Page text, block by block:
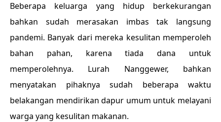
Beberapa keluarga yang hidup berkekurangan
bahkan sudah merasakan imbas tak langsung
pandemi. Banyak dari mereka kesulitan memperoleh
bahan pahan, karena tiada dana untuk
memperolehnya. Lurah Nanggewer, bahkan
menyatakan pihaknya sudah beberapa waktu
belakangan mendirikan dapur umum untuk melayani
warga yang kesulitan makanan.